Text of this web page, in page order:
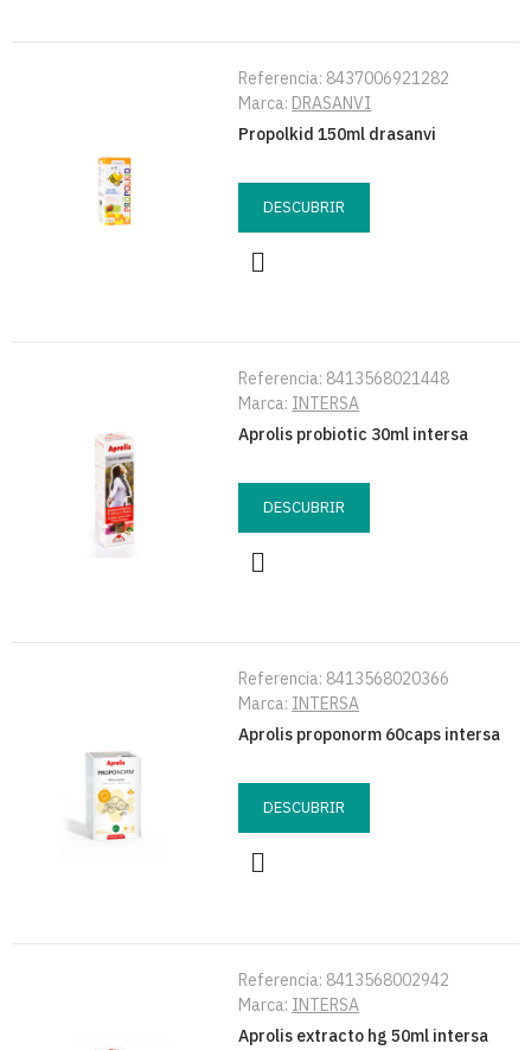
Referencia: 8437006921282
Marca: DRASANVI
Propolkid 150ml drasanvi
DESCUBRIR
Referencia: 8413568021448
Marca: INTERSA
Aprolis probiotic 30ml intersa
DESCUBRIR
Referencia: 8413568020366
Marca: INTERSA
Aprolis proponorm 60caps intersa
DESCUBRIR
Referencia: 8413568002942
Marca: INTERSA
Aprolis extracto hg 50ml intersa